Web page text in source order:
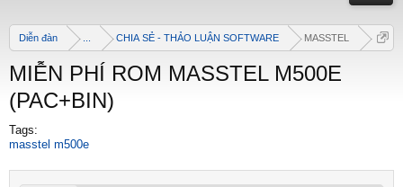
Diễn đàn CHIA SẺ - THẢO LUẬN SOFTWARE MASSTEL
MIỄN PHÍ ROM MASSTEL M500E
(PAC+BIN)
Tags:
masstel m500e